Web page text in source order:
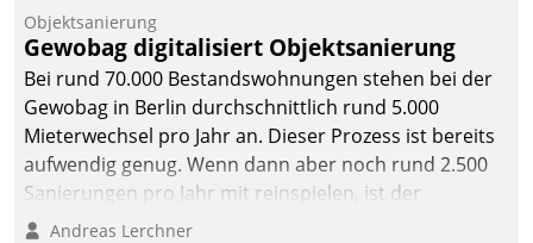
Objektsanierung
Gewobag digitalisiert Objektsanierung
Bei rund 70.000 Bestandswohnungen stehen bei der
Gewobag in Berlin durchschnittlich rund 5.000
Mieterwechsel pro Jahr an. Dieser Prozess ist bereits
aufwendig genug. Wenn dann aber noch rund 2.500
Sanierungen pro Jahr mit reinspielen, ist der
Betreuungs- und Organisationsaufwand immens. Im
Andreas Lerchner